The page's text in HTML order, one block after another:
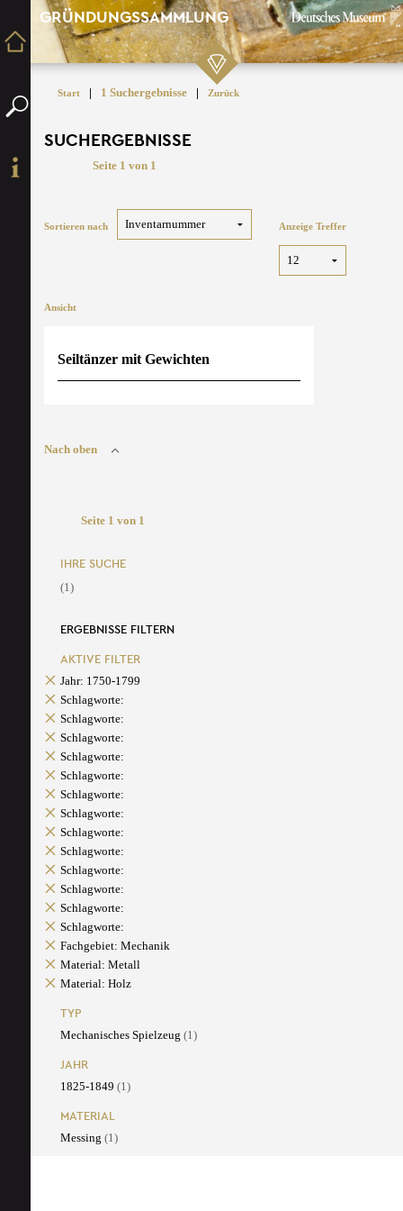
GRÜNDUNGSSAMMLUNG
Start | 1 Suchergebnisse | Zurück
SUCHERGEBNISSE
Seite 1 von 1
Sortieren nach Anzeige Treffer
Ansicht
Seiltänzer mit Gewichten
Nach oben
Seite 1 von 1
IHRE SUCHE
(1)
ERGEBNISSE FILTERN
AKTIVE FILTER
Jahr: 1750-1799
Schlagworte:
Schlagworte:
Schlagworte:
Schlagworte:
Schlagworte:
Schlagworte:
Schlagworte:
Schlagworte:
Schlagworte:
Schlagworte:
Schlagworte:
Schlagworte:
Schlagworte:
Fachgebiet: Mechanik
Material: Metall
Material: Holz
TYP
Mechanisches Spielzeug (1)
JAHR
1825-1849 (1)
MATERIAL
Messing (1)